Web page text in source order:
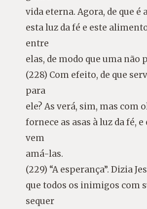
vida eterna. Agora, de que é
esta luz da fé e este
entre
elas, de modo que uma não
(228) Com efeito, de que
para
ele? As verá, sim, mas com
fornece as asas à luz da fé,
vem
amá-las.
(229) “A esperança”. Dizia
que todos os inimigos com
sequer